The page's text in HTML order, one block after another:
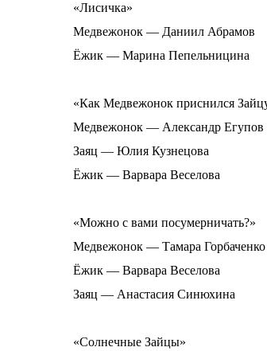
«Лисичка»
Медвежонок — Даниил Абрамов
Ёжик — Марина Пепельницина
«Как Медвежонок приснился
Медвежонок — Александр Егупов
Заяц — Юлия Кузнецова
Ёжик — Варвара Веселова
«Можно с вами посумерничать?»
Медвежонок — Тамара Горбаченко
Ёжик — Варвара Веселова
Заяц — Анастасия Синюхина
«Солнечные Зайцы»